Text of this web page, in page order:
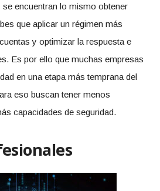
encuentran lo mismo obtener
que aplicar un régimen más
y optimizar la respuesta e
Es por ello que muchas empresas
en una etapa más temprana del
eso buscan tener menos
capacidades de seguridad.